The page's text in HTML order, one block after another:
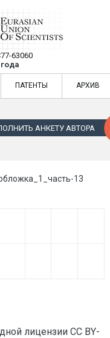
—
63060
статей в
ПАТЕНТЫ АРХИВ
АНКЕТУ АВТОРА
13
лицензии CC BY-